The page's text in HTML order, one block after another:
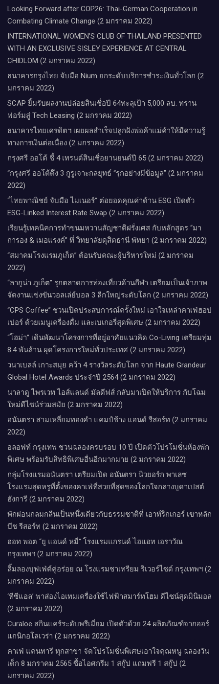
Looking Forward after COP26: Thai-German Cooperation in
Combating Climate Change (2 มกราคม 2022)
INTERNATIONAL WOMEN’S CLUB OF THAILAND PRESENTED
WITH AN EXCLUSIVE SISLEY EXPERIENCE AT CENTRAL
CHIDLOM (2 มกราคม 2022)
ธนาคารกรุงไทย จับมือ Nium ยกระดับบริการชำระเงินทั่วโลก (2
มกราคม 2022)
SCAP ยิ้มรับผลงานปล่อยสินเชื่อปี 64ทะลุเป้า 5,000 ลบ. ทราน
ฟอร์มสู่ Tech Leasing (2 มกราคม 2022)
ธนาคารไทยเครดิตฯ เผยผลสำเร็จปลูกฝังพ่อค้าแม่ค้าให้มีความรู้
ทางการเงินต่อเนื่อง (2 มกราคม 2022)
กรุงศรี ออโต้ ชี้ 4 เทรนด์สินเชื่อยานยนต์ปี 65 (2 มกราคม 2022)
“กรุงศรี ออโต้ดึง 3 กูรูเจาะกลยุทธ์ “รุกอย่างมีข้อมูล” (2 มกราคม
2022)
“ไทยพาณิชย์ จับมือ ไมเนอร์” ต่อยอดคุณค่าด้าน ESG เปิดตัว
ESG-Linked Interest Rate Swap (2 มกราคม 2022)
เรียนรู้เทคนิคการทำขนมหวานสัญชาติฝรั่งเศส กับหลักสูตร “มา
การอง & เมอแรงค์” ที่ วิทยาลัยดุสิตธานี พัทยา (2 มกราคม 2022)
“สมาคมโรงแรมภูเก็ต” ต้อนรับคณะผู้บริหารใหม่ (2 มกราคม
2022)
“ลากูน่า ภูเก็ต” รุกตลาดการท่องเที่ยวด้านกีฬา เตรียมเป็นเจ้าภาพ
จัดงานแข่งขันวอลเล่ย์บอล 3 ลีกใหญ่ระดับโลก (2 มกราคม 2022)
“CPS Coffee” ชวนเปิดประสบการณ์ครั้งใหม่ เอาใจเหล่าคาเฟ่ฮอป
เปอร์ ด้วยเมนูเครื่องดื่ม และเบเกอรี่สุดพิเศษ (2 มกราคม 2022)
“โฮม่า” เดินพัฒนาโครงการที่อยู่อาศัยแนวคิด Co-Living เตรียมทุ่ม
8.4 พันล้าน ผุดโครงการใหม่ทั่วประเทศ (2 มกราคม 2022)
วนาเบลล์ เกาะสมุย คว้า 4 รางวัลระดับโลก จาก Haute Grandeur
Global Hotel Awards ประจำปี 2564 (2 มกราคม 2022)
นาลาดู ไพรเวท ไอส์แลนด์ มัลดีฟส์ กลับมาเปิดให้บริการ กับโฉม
ใหม่ดีไซน์ร่วมสมัย (2 มกราคม 2022)
อนันตรา สามเหลี่ยมทองคำ แคมป์ช้าง แอนด์ รีสอร์ท (2 มกราคม
2022)
อลอฟท์ กรุงเทพ ชวนฉลองครบรอบ 10 ปี เปิดตัวโปรโมชั่นห้องพัก
พิเศษ พร้อมรับสิทธิพิเศษอื่นอีกมากมาย (2 มกราคม 2022)
กลุ่มโรงแรมอนันตรา เตรียมเปิด อนันตรา นิวยอร์ก พาเลซ
โรงแรมสุดหรูที่ตั้งของคาเฟ่ที่สวยที่สุดของโลกใจกลางบูดาเปสต์
ฮังการี (2 มกราคม 2022)
พักผ่อนกลมกลืนเป็นหนึ่งเดียวกับธรรมชาติที่ เอาท์ริกเกอร์ เขาหลัก
บีช รีสอร์ท (2 มกราคม 2022)
ฮอท พอต “ยู แอนด์ หมี่” โรงแรมแกรนด์ ไฮแอท เอราวัณ
กรุงเทพฯ (2 มกราคม 2022)
ลิ้มลองบุฟเฟ่ต์คู่อร่อย ณ โรงแรมชาเทรียม ริเวอร์ไซด์ กรุงเทพฯ (2
มกราคม 2022)
‘ทีซีแอล’ พาส่องไอเทมเครื่องใช้ไฟฟ้าสมาร์ทโฮม ดีไซน์สุดมินิมอล
(2 มกราคม 2022)
Curaloe สกินแคร์ระดับพรีเมี่ยม เปิดตัวด้วย 24 ผลิตภัณฑ์จากออร์
แกนิกอโลเวร่า (2 มกราคม 2022)
คาเฟ่ แคนทารี ทุกสาขา จัดโปรโมชั่นพิเศษเอาใจคุณหนู ฉลองวัน
เด็ก 8 มกราคม 2565 ซื้อไอศกรีม 1 สกู๊ป แถมฟรี 1 สกู๊ป (2
มกราคม 2022)